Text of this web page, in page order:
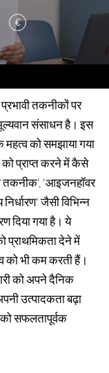
€
तकनीकों पर
संसाधन है। इस
महत्व को समझाया गया
को प्राप्त करने में कैसे
तकनीक', 'आइजनहॉवर
जैसी विभिन्न
दिया गया है। ये
प्राथमिकता देने में
को भी कम करती हैं।
को अपने दैनिक
उत्पादकता बढ़ा
सफलतापूर्वक